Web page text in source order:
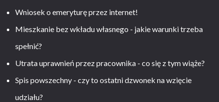
Wniosek o emeryturę przez internet!
Mieszkanie bez wkładu własnego - jakie warunki trzeba
spełnić?
Utrata uprawnień przez pracownika - co się z tym wiąże?
Spis powszechny - czy to ostatni dzwonek na wzięcie
udziału?